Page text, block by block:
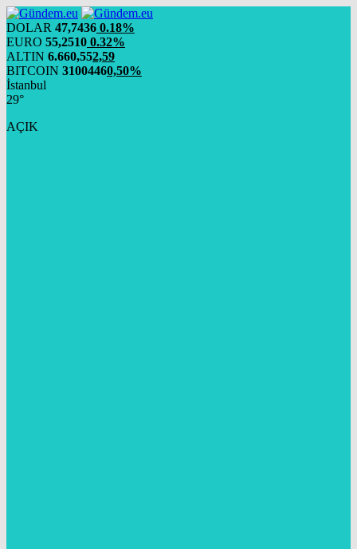
DOLAR 47,7436 0.18%
EURO 55,2510 0.32%
ALTIN 6.660,552,59
BITCOIN 31004460,50%
İstanbul
29°
AÇIK